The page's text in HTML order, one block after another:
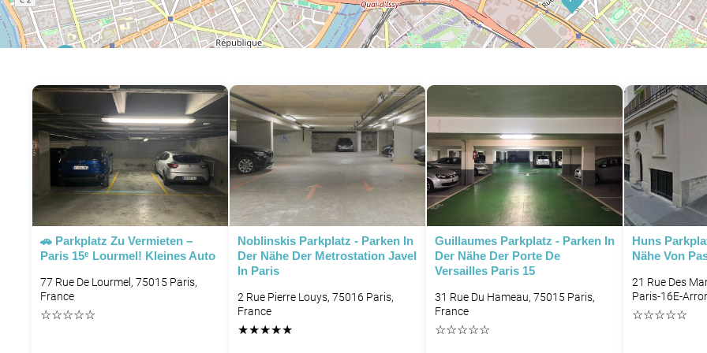
P
P
🚗 Parkplatz Zu Vermieten –
Paris 15ᵉ Lourmel! Kleines Auto
77 Rue De Lourmel, 75015 Paris,
France
☆☆☆☆☆
Noblinskis Parkplatz - Parken In
Der Nähe Der Metrostation Javel
In Paris
2 Rue Pierre Louys, 75016 Paris,
France
★★★★★
Guillaumes Parkplatz - Parken In
Der Nähe Der Porte De
Versailles Paris 15
31 Rue Du Hameau, 75015 Paris,
France
☆☆☆☆☆
Huns
Nähe Von
21 Rue Des
Paris-16E-
☆☆☆☆☆